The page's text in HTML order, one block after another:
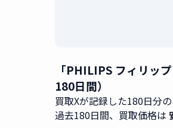
「PHILIPS フィリッ
180日間）
買取Xが記録した180日分
過去180日間、買取価格は